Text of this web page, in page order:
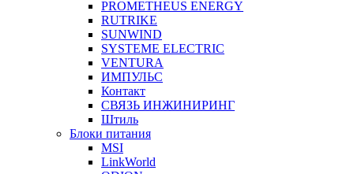
PROMETHEUS ENERGY
RUTRIKE
SUNWIND
SYSTEME ELECTRIC
VENTURA
ИМПУЛЬС
Контакт
СВЯЗЬ ИНЖИНИРИНГ
Штиль
Блоки питания
MSI
LinkWorld